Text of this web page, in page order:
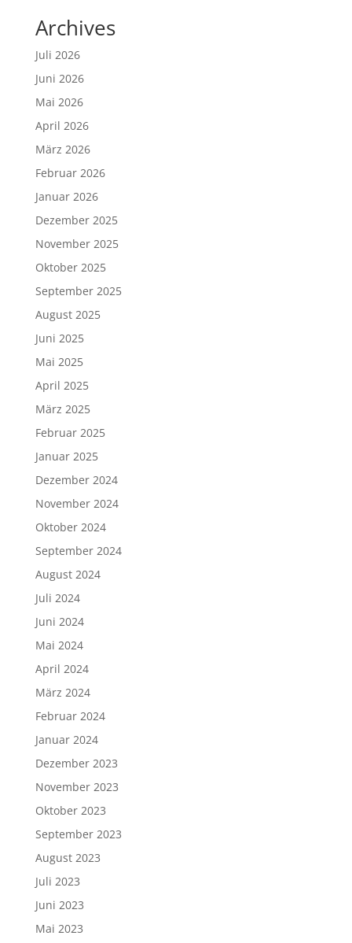
Archives
Juli 2026
Juni 2026
Mai 2026
April 2026
März 2026
Februar 2026
Januar 2026
Dezember 2025
November 2025
Oktober 2025
September 2025
August 2025
Juni 2025
Mai 2025
April 2025
März 2025
Februar 2025
Januar 2025
Dezember 2024
November 2024
Oktober 2024
September 2024
August 2024
Juli 2024
Juni 2024
Mai 2024
April 2024
März 2024
Februar 2024
Januar 2024
Dezember 2023
November 2023
Oktober 2023
September 2023
August 2023
Juli 2023
Juni 2023
Mai 2023